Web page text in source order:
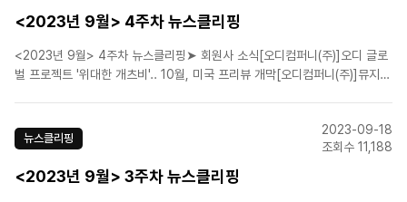
<2023년 9월> 4주차 뉴스클리핑
<2023년 9월> 4주차 뉴스클리핑➤ 회원사 소식[오디컴퍼니(주)]오디 글로
벌 프로젝트 '위대한 개츠비'.. 10월, 미국 프리뷰 개막[오디컴퍼니(주)]뮤지컬
브]뮤지컬 '배니싱', 내달 홍콩 간..
뉴스클리핑
2023-09-18
조회수 11,188
<2023년 9월> 3주차 뉴스클리핑